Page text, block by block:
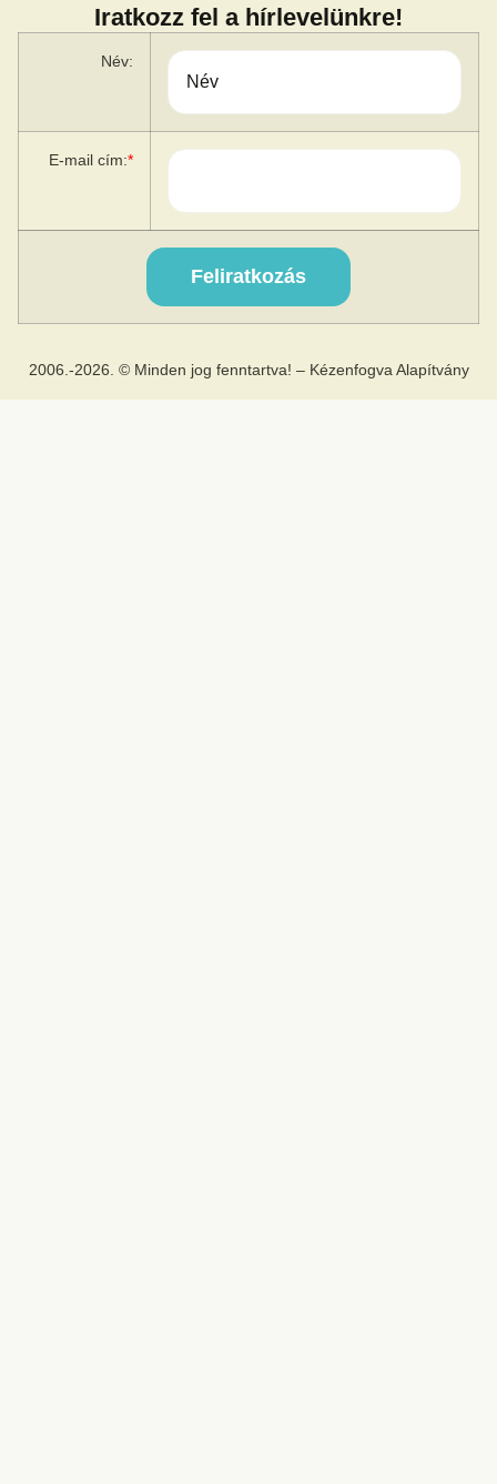
Iratkozz fel a hírlevelünkre!
Név:
E-mail cím:*
2006.-2026. © Minden jog fenntartva! – Kézenfogva Alapítvány